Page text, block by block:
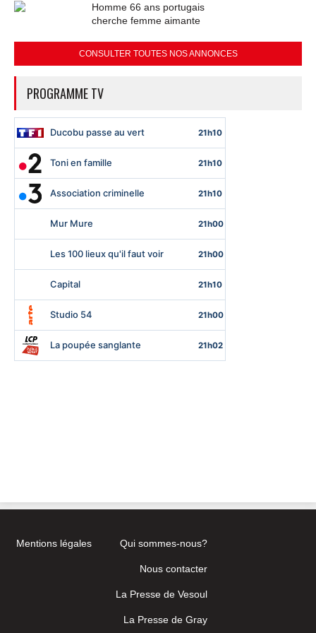
Homme 66 ans portugais
cherche femme aimante
CONSULTER TOUTES NOS ANNONCES
PROGRAMME TV
Mentions légales Qui sommes-nous?
Nous contacter
La Presse de Vesoul
La Presse de Gray